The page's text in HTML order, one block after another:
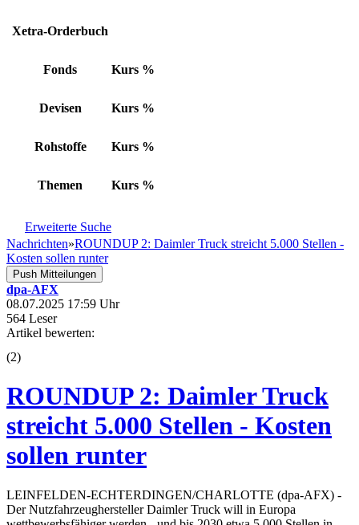
Xetra-Orderbuch
Fonds Kurs %
Devisen Kurs %
Rohstoffe Kurs %
Themen Kurs %
Erweiterte Suche
Nachrichten»ROUNDUP 2: Daimler Truck streicht 5.000 Stellen -
Kosten sollen runter
Push Mitteilungen
dpa-AFX
08.07.2025 17:59 Uhr
564 Leser
Artikel bewerten:
(2)
ROUNDUP 2: Daimler Truck
streicht 5.000 Stellen - Kosten
sollen runter
LEINFELDEN-ECHTERDINGEN/CHARLOTTE (dpa-AFX) -
Der Nutzfahrzeughersteller Daimler Truck will in Europa